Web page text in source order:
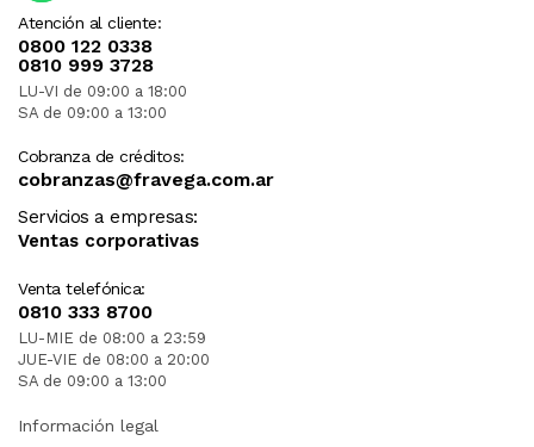
Atención al cliente:
0800 122 0338
0810 999 3728
LU-VI de 09:00 a 18:00
SA de 09:00 a 13:00
Cobranza de créditos:
cobranzas@fravega.com.ar
Servicios a empresas:
Ventas corporativas
Venta telefónica:
0810 333 8700
LU-MIE de 08:00 a 23:59
JUE-VIE de 08:00 a 20:00
SA de 09:00 a 13:00
Información legal